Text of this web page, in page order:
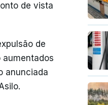
de vista
de
anunciada